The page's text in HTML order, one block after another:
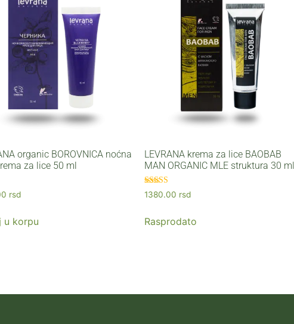
organic BOROVNICA noćna
za lice 50 ml
sa
rsd
u korpu
LEVRANA krema za lice BAOBAB
MAN ORGANIC MLE struktura 30 ml
Ocenjeno sa
5.00
1380.00 rsd
Rasprodato